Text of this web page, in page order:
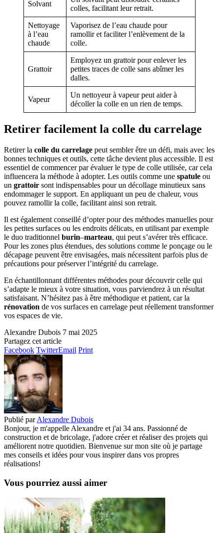
Solvant
colles, facilitant leur retrait.
Nettoyage
à l’eau
chaude
Vaporisez de l’eau chaude pour
ramollir et faciliter l’enlèvement de la
colle.
Grattoir
Employez un grattoir pour enlever les
petites traces de colle sans abîmer les
dalles.
Vapeur
Un nettoyeur à vapeur peut aider à
décoller la colle en un rien de temps.
Retirer facilement la colle du carrelage
Retirer la colle du carrelage peut sembler être un défi, mais avec les
bonnes techniques et outils, cette tâche devient plus accessible. Il est
essentiel de commencer par évaluer le type de colle utilisée, car cela
influencera la méthode à adopter. Les outils comme une spatule ou
un grattoir sont indispensables pour un décollage minutieux sans
endommager le support. En appliquant un peu de chaleur, vous
pouvez ramollir la colle, facilitant ainsi son retrait.
Il est également conseillé d’opter pour des méthodes manuelles pour
les petites surfaces ou les endroits délicats, en utilisant par exemple
le duo traditionnel burin–marteau, qui peut s’avérer très efficace.
Pour les zones plus étendues, des solutions comme le ponçage ou le
décapage peuvent être envisagées, mais nécessitent parfois plus de
précautions pour préserver l’intégrité du carrelage.
En échantillonnant différentes méthodes pour découvrir celle qui
s’adapte le mieux à votre situation, vous parviendrez à un résultat
satisfaisant. N’hésitez pas à être méthodique et patient, car la
rénovation de vos surfaces en carrelage peut réellement transformer
vos espaces de vie.
Alexandre Dubois 7 mai 2025
Partagez cet article
Facebook TwitterEmail Print
Publié par Alexandre Dubois
Bonjour, je m'appelle Alexandre et j'ai 34 ans. Passionné de
construction et de bricolage, j'adore créer et réaliser des projets qui
améliorent notre quotidien. Bienvenue sur mon site où je partage
mes conseils et idées pour vous inspirer dans vos propres
réalisations!
Vous pourriez aussi aimer